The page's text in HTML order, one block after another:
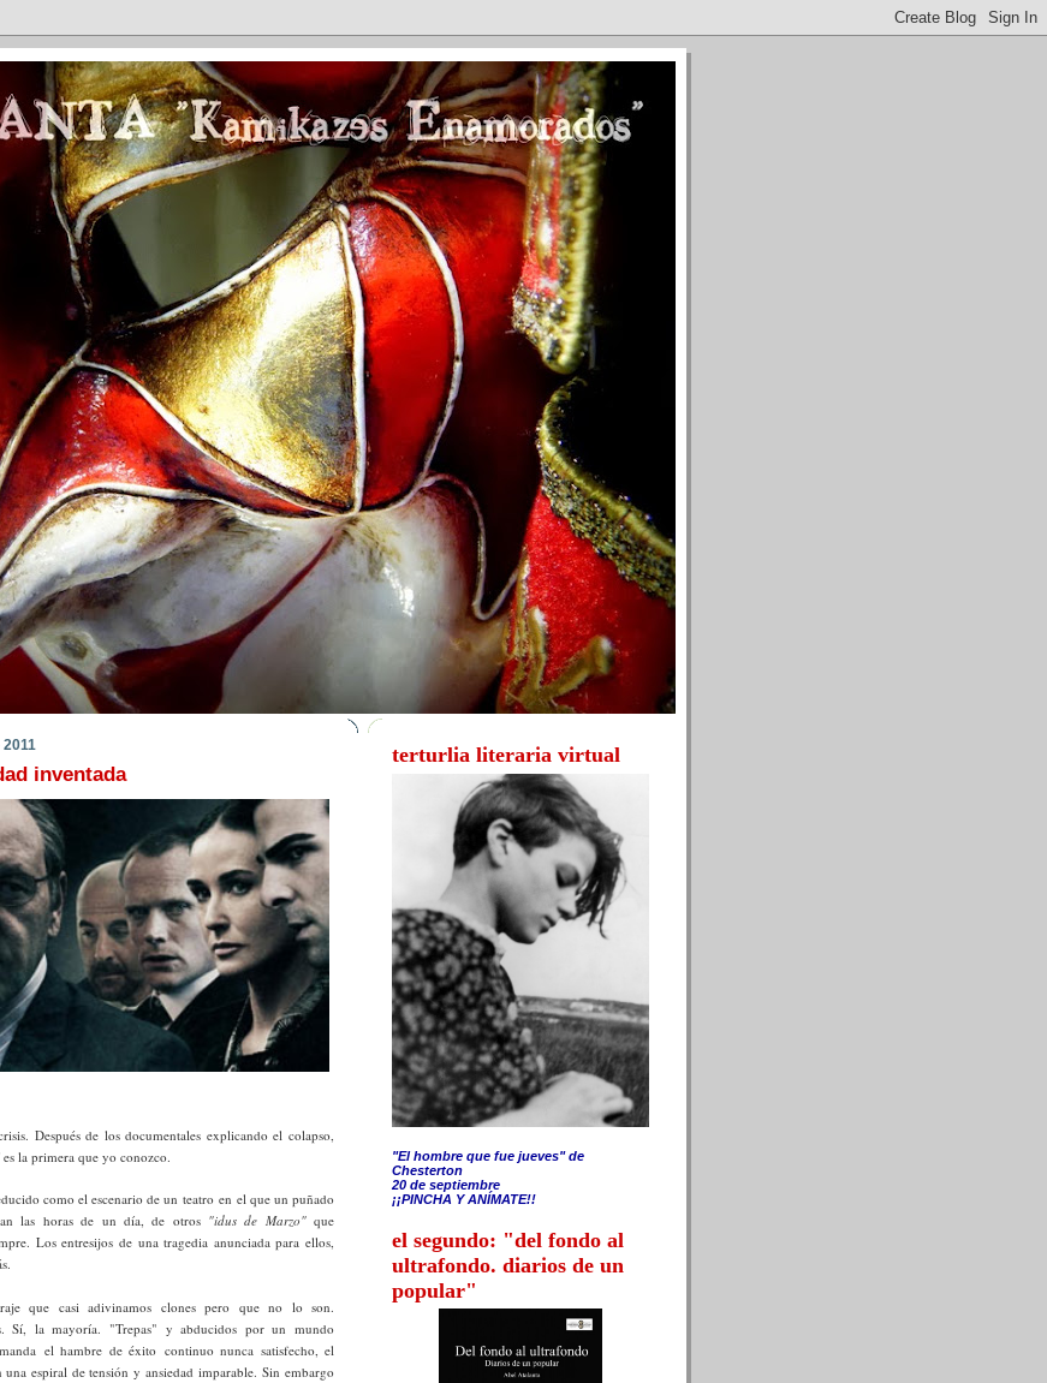
inventada
Después de los documentales explicando el colapso,
es la primera que yo conozco.
como el escenario de un teatro en el que un puñado
las horas de un día, de otros "idus de Marzo"que
Los entresijos de una tragedia anunciada para ellos,
que casi adivinamos clones pero que no lo son.
Sí, la mayoría. "Trepas" y abducidos por un mundo
el hambre de éxito continuo nunca satisfecho, el
espiral de tensión y ansiedad imparable. Sin embargo
terturlia literaria virtual
"El hombre que fue jueves" de
Chesterton
20 de septiembre
¡¡PINCHA Y ANÍMATE!!
el segundo: "del fondo al
ultrafondo. diarios de un
popular"